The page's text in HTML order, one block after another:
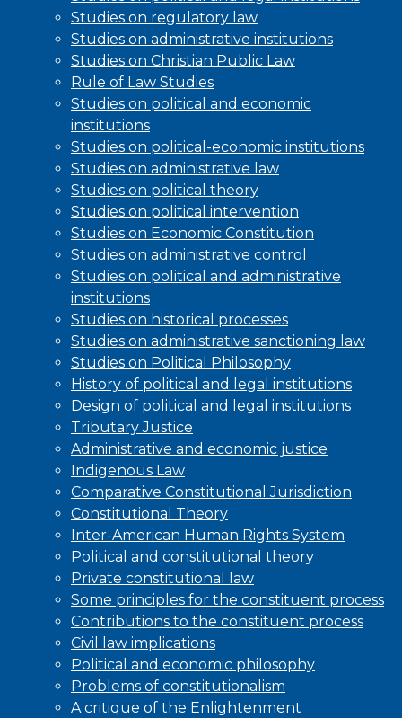
Studies on regulatory law
Studies on administrative institutions
Studies on Christian Public Law
Rule of Law Studies
Studies on political and economic
institutions
Studies on political-economic institutions
Studies on administrative law
Studies on political theory
Studies on political intervention
Studies on Economic Constitution
Studies on administrative control
Studies on political and administrative
institutions
Studies on historical processes
Studies on administrative sanctioning law
Studies on Political Philosophy
History of political and legal institutions
Design of political and legal institutions
Tributary Justice
Administrative and economic justice
Indigenous Law
Comparative Constitutional Jurisdiction
Constitutional Theory
Inter-American Human Rights System
Political and constitutional theory
Private constitutional law
Some principles for the constituent process
Contributions to the constituent process
Civil law implications
Political and economic philosophy
Problems of constitutionalism
A critique of the Enlightenment